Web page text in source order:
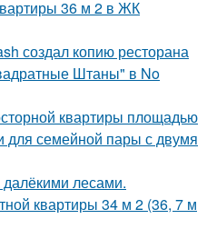
36 м 2 в ЖК
создал копию ресторана
Штаны" в No
квартиры площадью
для семейной пары с двумя
лесами.
квартиры 34 м 2 (36, 7 м